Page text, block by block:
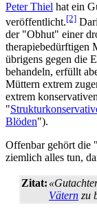
Peter Thiel hat ein
veröffentlicht.[2]
der "Obhut" einer
therapiebedürftigen
übrigens gegen die
behandeln, erfüllt
Müttern extrem
extrem
"
Blöden").
Offenbar gehört die
ziemlich alles tun,
Zitat:
Vätern zu